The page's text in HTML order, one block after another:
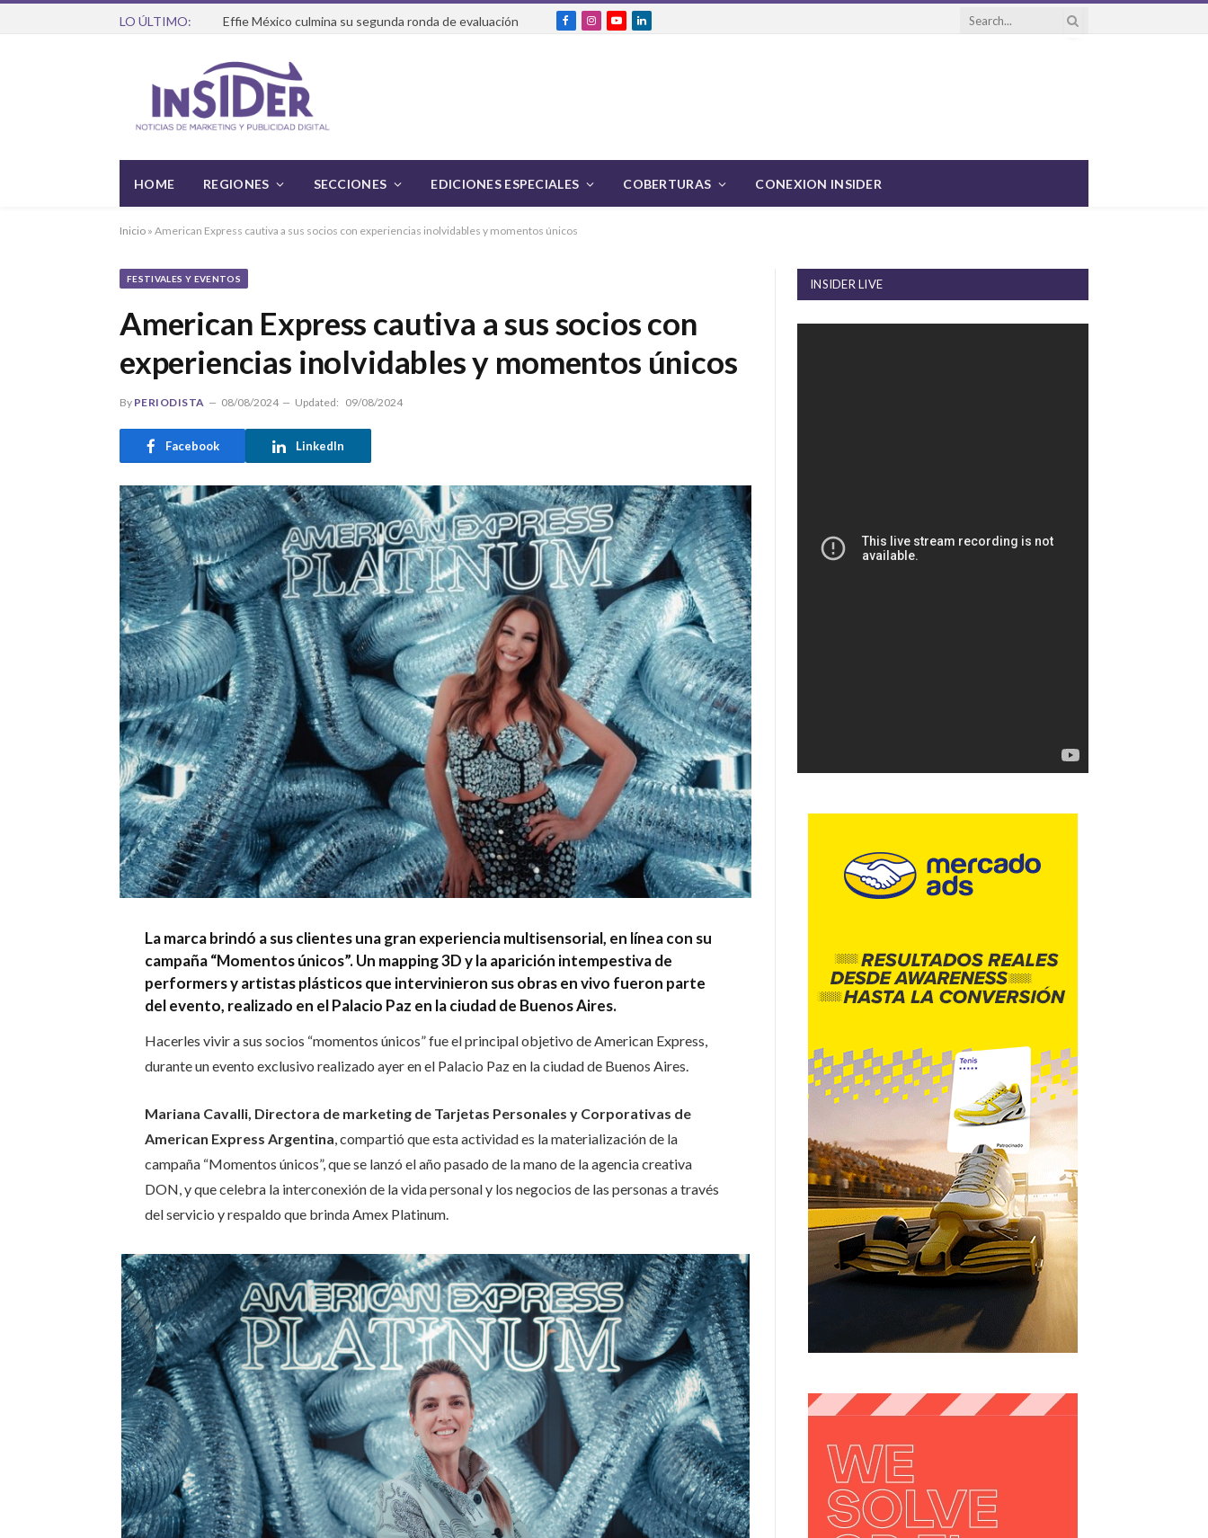
LO ÚLTIMO: Effie México culmina su segunda ronda de evaluación
FacebookInstagram
YouTubeLinkedIn
HOME REGIONES SECCIONES EDICIONES ESPECIALES COBERTURAS CONEXION INSIDER
Inicio » American Express cautiva a sus socios con experiencias inolvidables y momentos únicos
FESTIVALES Y EVENTOS
American Express cautiva a sus socios con
experiencias inolvidables y momentos únicos
By PERIODISTA 08/08/2024 Updated: 09/08/2024
Facebook LinkedIn
La marca brindó a sus clientes una gran experiencia multisensorial, en línea con su
campaña “Momentos únicos”. Un mapping 3D y la aparición intempestiva de
performers y artistas plásticos que intervinieron sus obras en vivo fueron parte
del evento, realizado en el Palacio Paz en la ciudad de Buenos Aires.
Hacerles vivir a sus socios “momentos únicos” fue el principal objetivo de American Express,
durante un evento exclusivo realizado ayer en el Palacio Paz en la ciudad de Buenos Aires.
Mariana Cavalli, Directora de marketing de Tarjetas Personales y Corporativas de
American Express Argentina, compartió que esta actividad es la materialización de la
campaña “Momentos únicos”, que se lanzó el año pasado de la mano de la agencia creativa
DON, y que celebra la interconexión de la vida personal y los negocios de las personas a través
del servicio y respaldo que brinda Amex Platinum.
INSIDER LIVE